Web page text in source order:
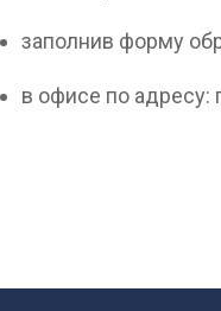
заполнив форму
в офисе по адресу: